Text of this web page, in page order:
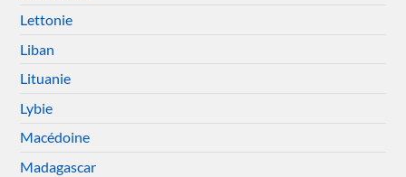
Lettonie
Liban
Lituanie
Lybie
Macédoine
Madagascar